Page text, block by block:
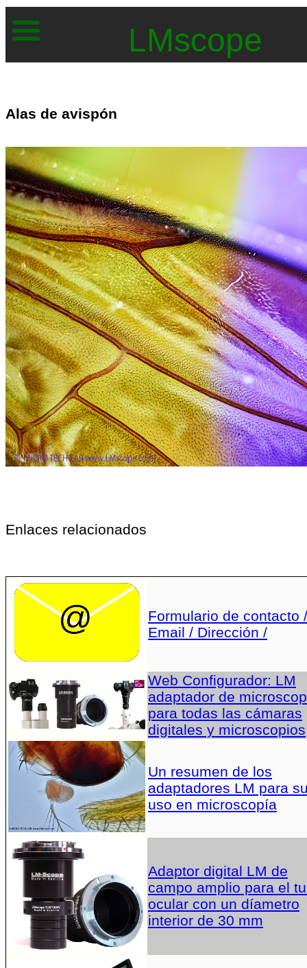
LMscope
Alas de avispón
Enlaces relacionados
Formulario de contacto /
Email / Dirección /
Web Configurador: LM
adaptador de
para todas las cámaras
digitales y microscopios
Un resumen de los
adaptadores LM para
uso en microscopía
Adaptor digital LM de
campo amplio para el
ocular con un díametro
interior de 30 mm